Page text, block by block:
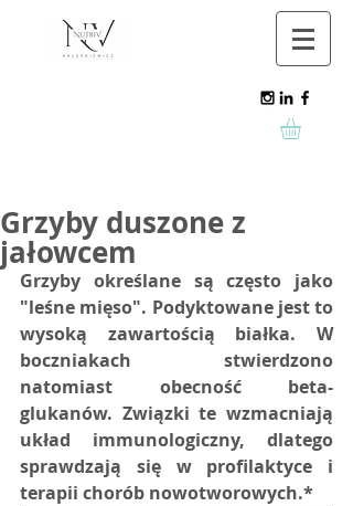
Grzyby duszone z
jałowcem
Grzyby określane są często jako
"leśne mięso". Podyktowane jest to
wysoką zawartością białka. W
boczniakach stwierdzono
natomiast obecność beta-
glukanów. Związki te wzmacniają
układ immunologiczny, dlatego
sprawdzają się w profilaktyce i
terapii chorób nowotworowych.*